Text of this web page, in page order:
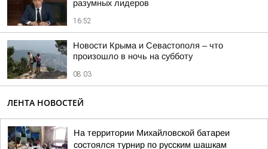
разумных лидеров
16:52
Новости Крыма и Севастополя – что
произошло в ночь на субботу
08:03
ЛЕНТА НОВОСТЕЙ
На территории Михайловской батареи
состоялся турнир по русским шашкам